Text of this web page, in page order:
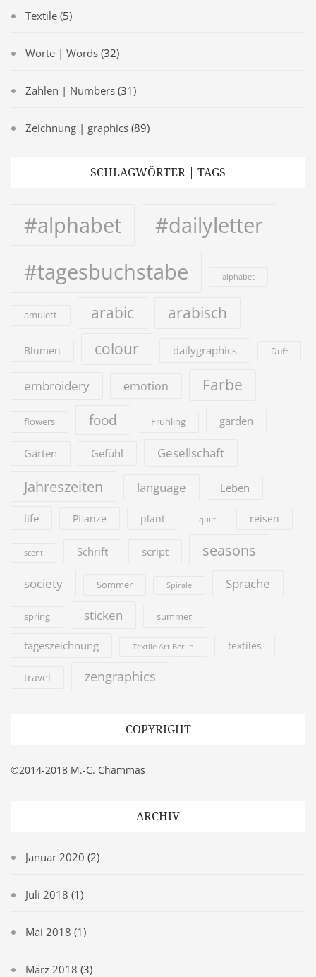
Textile (5)
Worte | Words (32)
Zahlen | Numbers (31)
Zeichnung | graphics (89)
SCHLAGWÖRTER | TAGS
#alphabet
#dailyletter
#tagesbuchstabe
alphabet
amulett arabic arabisch
Blumen colour dailygraphics Duft
embroidery emotion Farbe
flowers food Frühling garden
Garten Gefühl Gesellschaft
Jahreszeiten language Leben
life Pflanze plant quilt reisen
scent Schrift script seasons
society Sommer Spirale Sprache
spring sticken summer
tageszeichnung Textile Art Berlin textiles
travel zengraphics
COPYRIGHT
©2014-2018 M.-C. Chammas
ARCHIV
Januar 2020 (2)
Juli 2018 (1)
Mai 2018 (1)
März 2018 (3)